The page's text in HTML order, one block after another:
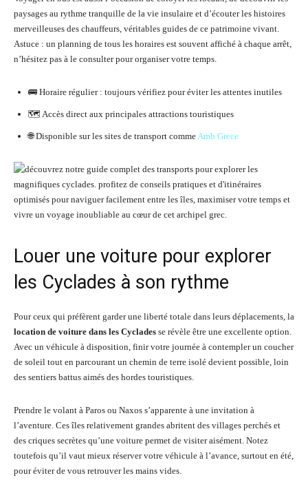
paysages au rythme tranquille de la vie insulaire et d’écouter les histoires
merveilleuses des chauffeurs, véritables guides de ce patrimoine vivant.
Astuce : un planning de tous les horaires est souvent affiché à chaque arrêt,
n’hésitez pas à le consulter pour organiser votre temps.
🚌 Horaire régulier : toujours vérifiez pour éviter les attentes inutiles
🗺️ Accès direct aux principales attractions touristiques
🌐 Disponible sur les sites de transport commeAmb Grece
Louer une voiture pour explorer
les Cyclades à son rythme
Pour ceux qui préfèrent garder une liberté totale dans leurs déplacements, la
location de voiture dans les Cyclades se révèle être une excellente option.
Avec un véhicule à disposition, finir votre journée à contempler un coucher
de soleil tout en parcourant un chemin de terre isolé devient possible, loin
des sentiers battus aimés des hordes touristiques.
Prendre le volant à Paros ou Naxos s’apparente à une invitation à
l’aventure. Ces îles relativement grandes abritent des villages perchés et
des criques secrètes qu’une voiture permet de visiter aisément. Notez
toutefois qu’il vaut mieux réserver votre véhicule à l’avance, surtout en été,
pour éviter de vous retrouver les mains vides.